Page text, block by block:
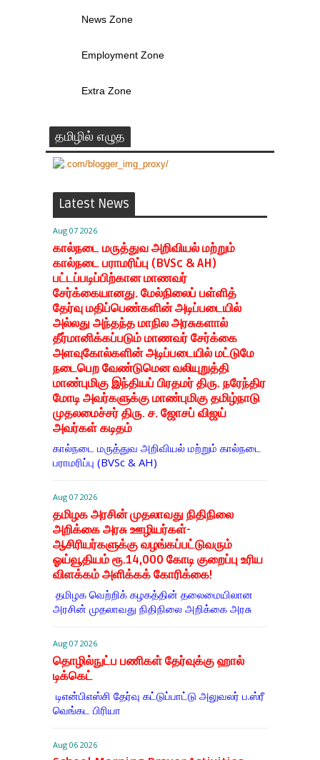
News Zone
Employment Zone
Extra Zone
தமிழில் எழுத
Latest News
Aug 07 2026
கால்நடை மருத்துவ அறிவியல் மற்றும்
கால்நடை பராமரிப்பு (BVSc & AH)
பட்டப்படிப்பிற்கான மாணவர்
சேர்க்கையானது. மேல்நிலைப் பள்ளித்
தேர்வு மதிப்பெண்களின் அடிப்படையில்
அல்லது அந்தந்த மாநில அரசுகளால்
தீர்மானிக்கப்படும் மாணவர் சேர்க்கை
அளவுகோல்களின் அடிப்படையில் மட்டுமே
நடைபெற வேண்டுமென வலியுறுத்தி
மாண்புமிகு இந்தியப் பிரதமர் திரு. நரேந்திர
மோடி அவர்களுக்கு மாண்புமிகு தமிழ்நாடு
முதலமைச்சர் திரு. ச. ஜோசப் விஜய்
அவர்கள் கடிதம்
கால்நடை மருத்துவ அறிவியல் மற்றும் கால்நடை
பராமரிப்பு (BVSc & AH)
Aug 07 2026
தமிழக அரசின் முதலாவது நிதிநிலை
அறிக்கை அரசு ஊழியர்கள்-
ஆசிரியர்களுக்கு வழங்கப்பட்டுவரும்
ஓய்வூதியம் ரூ.14,000 கோடி குறைப்பு உரிய
விளக்கம் அளிக்கக் கோரிக்கை!
தமிழக வெற்றிக் கழகத்தின் தலைமையிலான
அரசின் முதலாவது நிதிநிலை அறிக்கை அரசு
Aug 07 2026
தொழில்நுட்ப பணிகள் தேர்வுக்கு ஹால் ​
டிக்கெட்
டிஎன்​பிஎஸ்சி தேர்வு கட்​டுப்​பாட்டு அலு​வலர் ப.ஸ்ரீ
வெங்கட பிரியா
Aug 06 2026